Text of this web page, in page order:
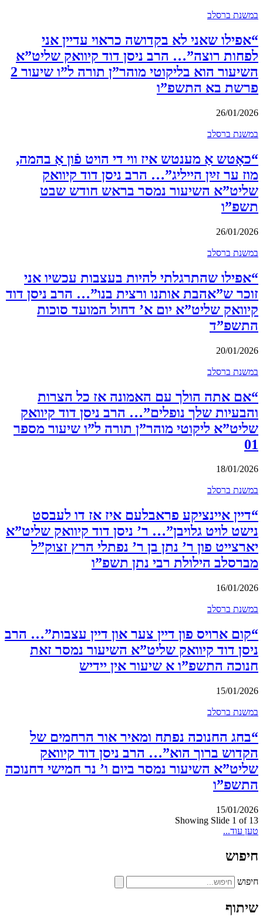
במשנת ברסלב
“אפילו שאני לא בקדושה כראוי עדיין אני
לפחות רוצה”… הרב ניסן דוד קיוואק שליט”א
השיעור הוא בליקוטי מוהר”ן תורה ל”ו שיעור 2
פרשת בא התשפ”ו
26/01/2026
במשנת ברסלב
“כאָטש אַ מענטש איז ווי די הויט פֿון אַ בהמה,
מוז ער זײַן הייליג”… הרב ניסן דוד קיוואק
שליט”א השיעור נמסר בראש חודש שבט
תשפ”ו
26/01/2026
במשנת ברסלב
“אפילו שהתרגלתי להיות בעצבות עכשיו אני
זוכר ש”אהבת אותנו ורצית בנו”… הרב ניסן דוד
קיוואק שליט”א יום א’ דחול המועד סוכות
התשפ”ד
20/01/2026
במשנת ברסלב
“אם אתה הולך עם האמונה אז כל הצרות
והבעיות שלך נופלים”… הרב ניסן דוד קיוואק
שליט”א ליקוטי מוהר”ן תורה ל”ו שיעור מספר
01
18/01/2026
במשנת ברסלב
“דיין איינציקע פראבלעם איז אז דו לעבסט
נישט לויט גלויבן”… ר’ ניסן דוד קיוואק שליט”א
יארצייט פון ר’ נתן בן ר’ נפתלי הרץ זצוק”ל
מברסלב הילולת רבי נתן תשפ”ו
16/01/2026
במשנת ברסלב
“קום ארויס פון דיין צער און דיין עצבות”… הרב
ניסן דוד קיוואק שליט”א השיעור נמסר זאת
חנוכה התשפ”ו א שיעור אין יידיש
15/01/2026
במשנת ברסלב
“בחג החנוכה נפתח ומאיר אור הרחמים של
הקדוש ברוך הוא”… הרב ניסן דוד קיוואק
שליט”א השיעור נמסר ביום ו’ נר חמישי דחנוכה
התשפ”ו
15/01/2026
Showing Slide 1 of 13
טען עוד...
חיפוש
חיפוש
שיתוף